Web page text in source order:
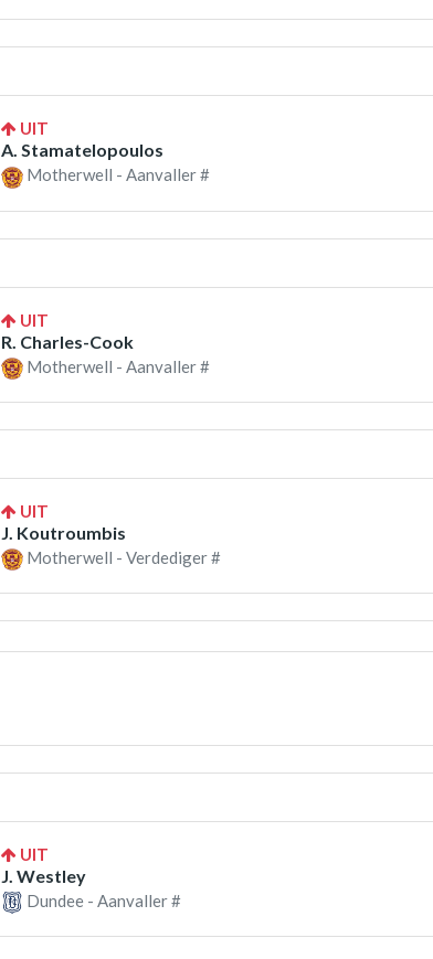
UIT
A. Stamatelopoulos
Motherwell - Aanvaller #
UIT
R. Charles-Cook
Motherwell - Aanvaller #
UIT
J. Koutroumbis
Motherwell - Verdediger #
UIT
J. Westley
Dundee - Aanvaller #